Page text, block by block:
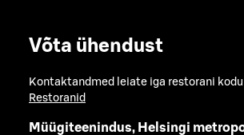
Võta ühendust
Kontaktandmed leiate iga restorani
Restoranid
Müügiteenindus, Helsingi